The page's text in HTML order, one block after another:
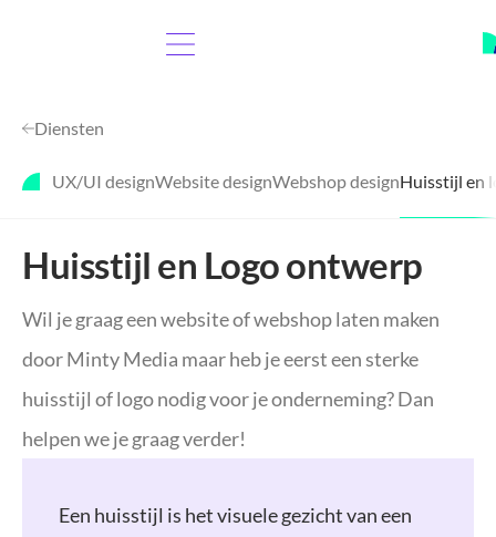
Diensten
UX/UI designWebsite designWebshop designHuisstijl en
Huisstijl en Logo ontwerp
Wil je graag een website of webshop laten maken
door Minty Media maar heb je eerst een sterke
huisstijl of logo nodig voor je onderneming? Dan
helpen we je graag verder!
Een huisstijl is het visuele gezicht van een